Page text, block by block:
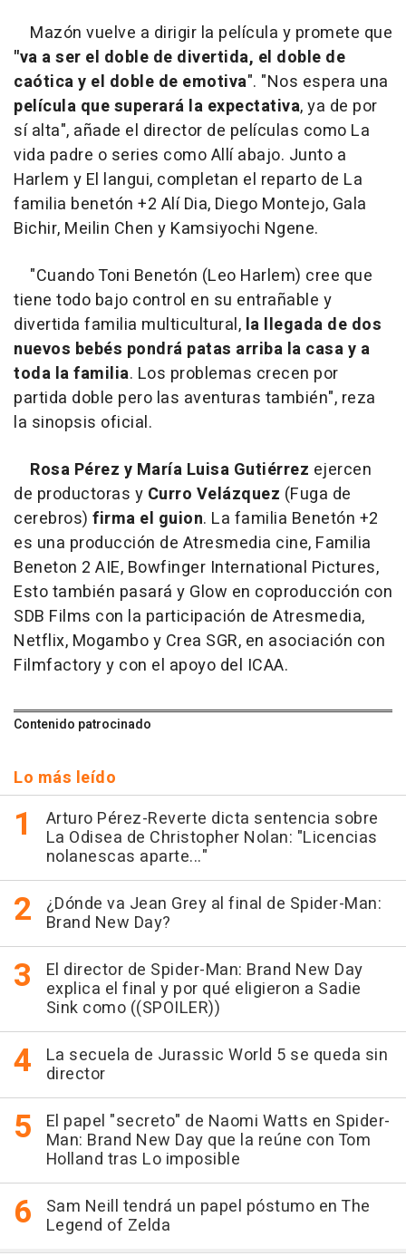
Mazón vuelve a dirigir la película y promete que
"va a ser el doble de divertida, el doble de
caótica y el doble de emotiva". "Nos espera una
película que superará la expectativa, ya de por
sí alta", añade el director de películas como La
vida padre o series como Allí abajo. Junto a
Harlem y El langui, completan el reparto de La
familia benetón +2 Alí Dia, Diego Montejo, Gala
Bichir, Meilin Chen y Kamsiyochi Ngene.
"Cuando Toni Benetón (Leo Harlem) cree que
tiene todo bajo control en su entrañable y
divertida familia multicultural, la llegada de dos
nuevos bebés pondrá patas arriba la casa y a
toda la familia. Los problemas crecen por
partida doble pero las aventuras también", reza
la sinopsis oficial.
Rosa Pérez y María Luisa Gutiérrez ejercen
de productoras y Curro Velázquez (Fuga de
cerebros) firma el guion. La familia Benetón +2
es una producción de Atresmedia cine, Familia
Beneton 2 AIE, Bowfinger International Pictures,
Esto también pasará y Glow en coproducción con
SDB Films con la participación de Atresmedia,
Netflix, Mogambo y Crea SGR, en asociación con
Filmfactory y con el apoyo del ICAA.
Contenido patrocinado
Lo más leído
Arturo Pérez-Reverte dicta sentencia sobre
La Odisea de Christopher Nolan: "Licencias
nolanescas aparte..."
¿Dónde va Jean Grey al final de Spider-Man:
Brand New Day?
El director de Spider-Man: Brand New Day
explica el final y por qué eligieron a Sadie
Sink como ((SPOILER))
La secuela de Jurassic World 5 se queda sin
director
El papel "secreto" de Naomi Watts en Spider-
Man: Brand New Day que la reúne con Tom
Holland tras Lo imposible
Sam Neill tendrá un papel póstumo en The
Legend of Zelda